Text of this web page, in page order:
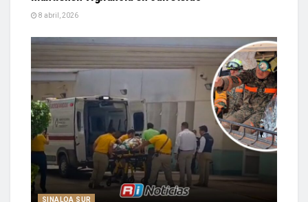
8 abril, 2026
SINALOA SUR